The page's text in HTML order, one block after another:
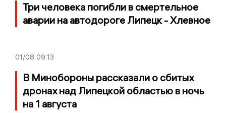
Три человека погибли в смертельное
аварии на автодороге Липецк - Хлевное
01/08 09:13
В Минобороны рассказали о сбитых
дронах над Липецкой областью в ночь
на 1 августа